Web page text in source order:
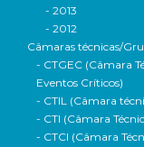
- 2013
- 2012
Câmaras técnicas/
- CTGEC (Câmara
Eventos Críticos)
- CTIL (Câmara
- CTI (Câmara
- CTCI (Câmara